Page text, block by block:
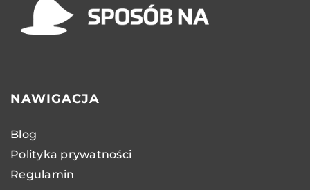
NAWIGACJA
Blog
Polityka prywatności
Regulamin